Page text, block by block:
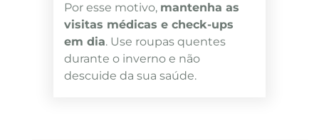
Por esse motivo, mantenha as
visitas médicas e check-ups
em dia. Use roupas quentes
durante o inverno e não
descuide da sua saúde.